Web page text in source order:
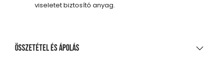
viseletet biztosító anyag.
Összetétel és ápolás